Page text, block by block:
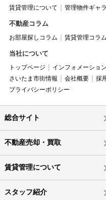
賃貸管理について 管理物件ギャ
不動産コラム
お部屋探しコラム 賃貸管理コラム
当社について
トップページ インフォメーション
さいたま市街情報
会社概要 採
プライバシーポリシー
総合サイト
不動産売却・買取
賃貸管理について
スタッフ紹介